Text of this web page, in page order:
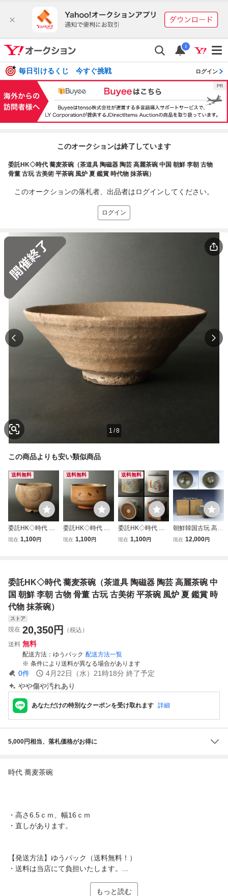
i
毎日引けるくじ 今すぐ挑戦 ログイン
このオークションは終了しています
委託HK◇時代 蕎麦茶碗（茶道具 陶磁器 陶芸 高麗茶碗 中国 朝鮮 李朝 古物
骨董 古玩 古美術 平茶碗 風炉 夏 鑑賞 時代物 抹茶碗）
このオークションの落札者、出品者はログインしてください。
ログイン
1 /8
この商品よりも安い類似商品
送料無料
委託HK◇時代 古
萩俵形茶碗（茶道
物 古美術 骨董 稽
古 鑑賞）
現在 1,100円
送料無料
委託HK◇時代 虫
明焼水辺の蛍図茶
茶事 茶席 古物 骨
董 古美術）
現在 1,100円
送料無料
委託HK◇時代 色
絵人物図水指（茶
茶席 茶の湯 炉 風
炉）
現在 1,100円
朝鮮韓国古玩 高麗
青磁 四つ目跡 素
美術骨董品 TGD1
15【遅日亭】
現在 12,000円
委託HK◇時代 蕎麦茶碗（茶道具 陶磁器 陶芸 高麗茶碗 中
国 朝鮮 李朝 古物 骨董 古玩 古美術 平茶碗 風炉 夏 鑑賞 時
代物 抹茶碗）
ストア
現在 20,350円
（税込）
送料 無料
配送方法 ゆうパック 配送方法一覧
条件により送料が異なる場合があります
0件 4月22日（水）21時18分 終了予定
やや傷や汚れあり
あなただけの特別なクーポンを受け取れます 詳細
5,000円相当、落札価格がお得に
時代 蕎麦茶碗
・高さ6.5ｃｍ、幅16ｃｍ
・直しがあります。
【発送方法】ゆうパック（送料無料！）
・送料は当店にて負担いたします。...
もっと読む